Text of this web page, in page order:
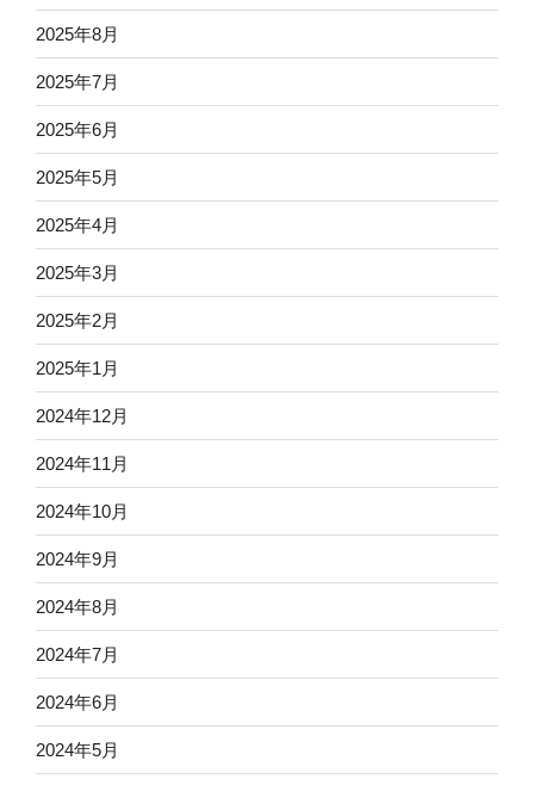
2025年8月
2025年7月
2025年6月
2025年5月
2025年4月
2025年3月
2025年2月
2025年1月
2024年12月
2024年11月
2024年10月
2024年9月
2024年8月
2024年7月
2024年6月
2024年5月